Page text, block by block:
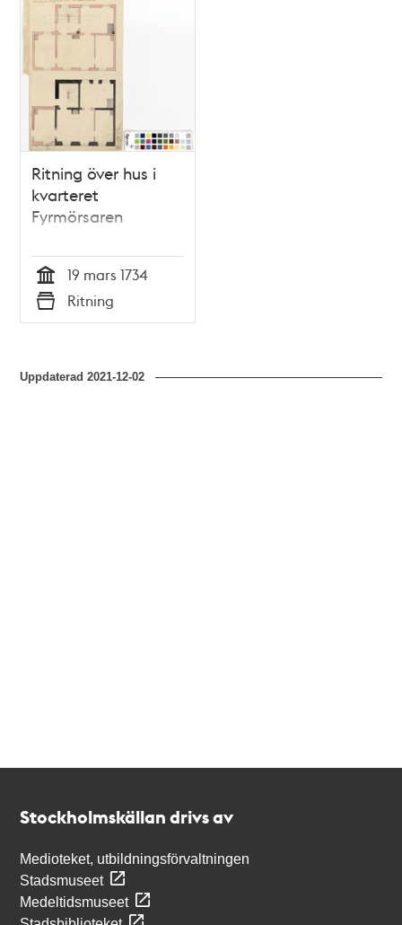
Ritning över hus i
kvarteret
Fyrmörsaren
Tid
19 mars 1734
Typ
Ritning
Uppdaterad2021-12-02
Stockholmskällan drivs av
Medioteket, utbildningsförvaltningen
Stadsmuseet
Medeltidsmuseet